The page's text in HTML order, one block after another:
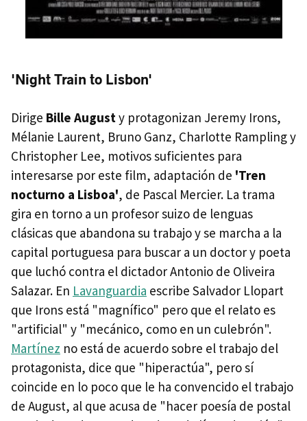
'Night Train to Lisbon'
Dirige Bille Augusty protagonizan Jeremy Irons,
Mélanie Laurent, Bruno Ganz, Charlotte Rampling y
Christopher Lee, motivos suficientes para
interesarse por este film, adaptación de 'Tren
nocturno a Lisboa', de Pascal Mercier. La trama
gira en torno a un profesor suizo de lenguas
clásicas que abandona su trabajo y se marcha a la
capital portuguesa para buscar a un doctor y poeta
que luchó contra el dictador Antonio de Oliveira
Salazar. En Lavanguardia escribe Salvador Llopart
que Irons está "magnífico" pero que el relato es
"artificial" y "mecánico, como en un culebrón".
Martínez no está de acuerdo sobre el trabajo del
protagonista, dice que "hiperactúa", pero sí
coincide en lo poco que le ha convencido el trabajo
de August, al que acusa de "hacer poesía de postal